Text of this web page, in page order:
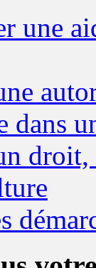
une
dans
droit,